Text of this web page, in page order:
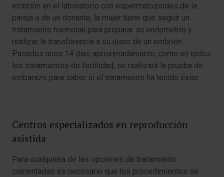
embrión en el laboratorio con espermatozoides de la
pareja o de un donante, la mujer tiene que seguir un
tratamiento hormonal para preparar su endometrio y
realizar la transferencia a su útero de un embrión.
Pasados unos 14 días aproximadamente, como en todos
los tratamientos de fertilidad, se realizará la prueba de
embarazo para saber si el tratamiento ha tenido éxito.
Centros especializados en reproducción
asistida
Para cualquiera de las opciones de tratamiento
comentadas es necesario que los procedimientos se